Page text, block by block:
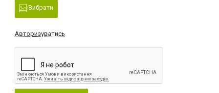
Вибрати
Авторизуватись